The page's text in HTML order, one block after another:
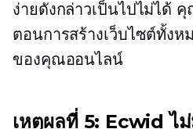
ง่ายดังกล่าวเป็นไปไม่ได้
ตอนการสร้างเว็บไซต์ทั้ง
ของคุณออนไลน์
เหตุผลที่ 5: Ecwid ไ